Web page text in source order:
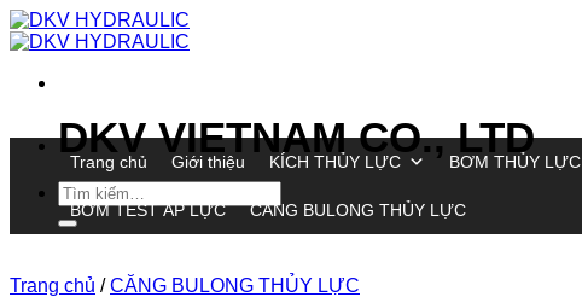
Chuyển
đến
dung
DKV VIETNAM CO., LTD
Tìm
kiếm:
Trang chủ Giới thiệu KÍCH THỦY LỰC BƠM THỦY LỰC
BƠM TEST ÁP LỰC CĂNG BULONG THỦY LỰC
Trang chủ / CĂNG BULONG THỦY LỰC